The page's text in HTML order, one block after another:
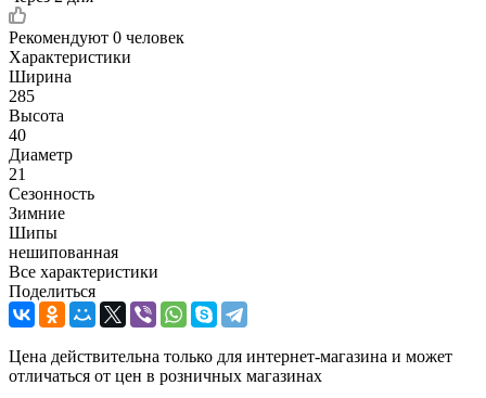
Рекомендуют 0 человек
Характеристики
Ширина
285
Высота
40
Диаметр
21
Сезонность
Зимние
Шипы
нешипованная
Все характеристики
Поделиться
Цена действительна только для интернет-магазина и может
отличаться от цен в розничных магазинах